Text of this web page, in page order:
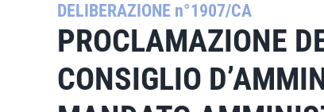
DELIBERAZIONE n°1907/CA
PROCLAMAZIONE
CONSIGLIO